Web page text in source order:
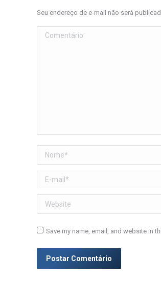
Seu endereço de e-mail não será
Comentário
Nome *
E-mail *
Website
Save my name, email, and website in
Postar Comentário